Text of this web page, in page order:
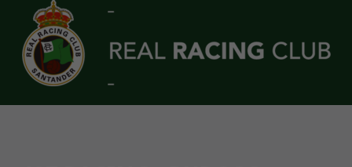
Skip to main content